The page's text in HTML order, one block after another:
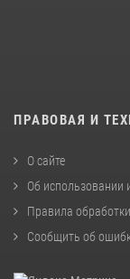
ПРАВОВАЯ И
О сайте
Об использовании
Правила
Сообщить об